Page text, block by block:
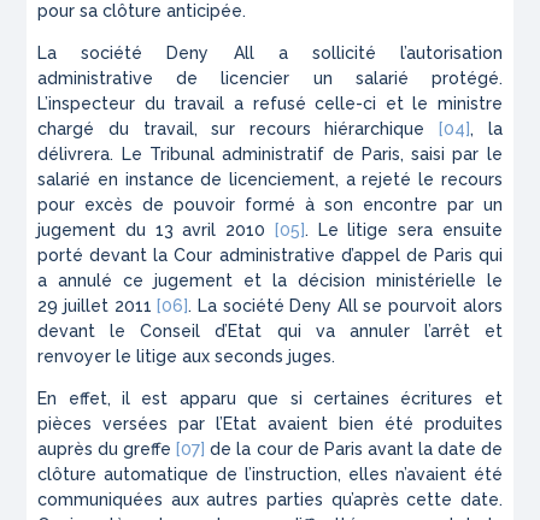
pour sa clôture anticipée.
La société Deny All a sollicité l’autorisation
administrative de licencier un salarié protégé.
L’inspecteur du travail a refusé celle-ci et le ministre
chargé du travail, sur recours hiérarchique
[04], la
délivrera. Le Tribunal administratif de Paris, saisi par le
salarié en instance de licenciement, a rejeté le recours
pour excès de pouvoir formé à son encontre par un
jugement du 13 avril 2010
[05]. Le litige sera ensuite
porté devant la Cour administrative d’appel de Paris qui
a annulé ce jugement et la décision ministérielle le
29 juillet 2011 [06]. La société Deny All se pourvoit alors
devant le Conseil d’Etat qui va annuler l’arrêt et
renvoyer le litige aux seconds juges.
En effet, il est apparu que si certaines écritures et
pièces versées par l’Etat avaient bien été produites
auprès du greffe [07] de la cour de Paris avant la date de
clôture automatique de l’instruction, elles n’avaient été
communiquées aux autres parties qu’après cette date.